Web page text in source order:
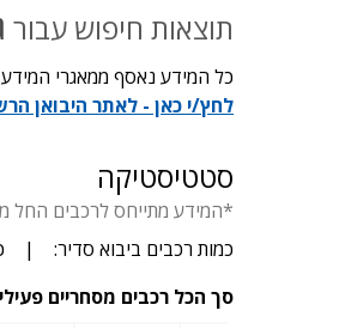
תוצאות חיפוש עבור
כל המידע נאסף ממאגרי
לחץ/י כאן - לאתר היבואן
סטטיסטיקה
*המידע מתייחס לרכבים החל משנת-1996, רכבים כבדים החל משנת-1929, דו-גלגלי החל משנת- 1955,
כמות רכבים ביבוא סדיר:
|
סך הכל רכבים מסחריים